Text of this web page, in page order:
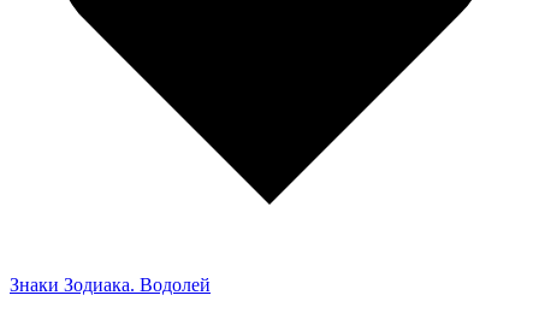
Знаки Зодиака. Водолей